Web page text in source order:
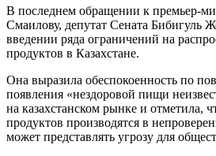
В последнем обращении к премьер-
Смаилову, депутат Сената Бибигуль
введении ряда ограничений на
продуктов в Казахстане.
Она выразила обеспокоенность по
появления «нездоровой пищи
на казахстанском рынке и отметила,
продуктов производятся в
может представлять угрозу для